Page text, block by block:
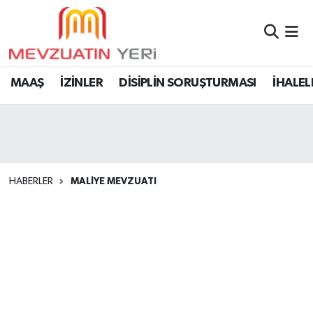
MAAŞ İZİNLER DİSİPLİN SORUŞTURMASI
HABERLER MALİYE MEVZUATI